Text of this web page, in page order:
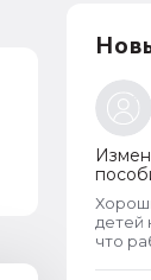
детей
что